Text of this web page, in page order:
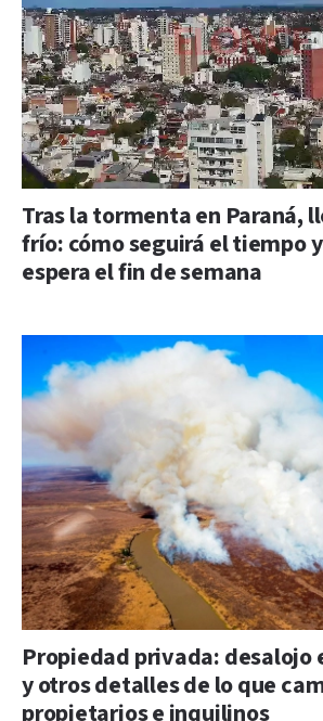
Tras la tormenta en Paraná,
frío: cómo seguirá el tiempo
espera el fin de semana
Propiedad privada: desalojo
y otros detalles de lo que
propietarios e inquilinos